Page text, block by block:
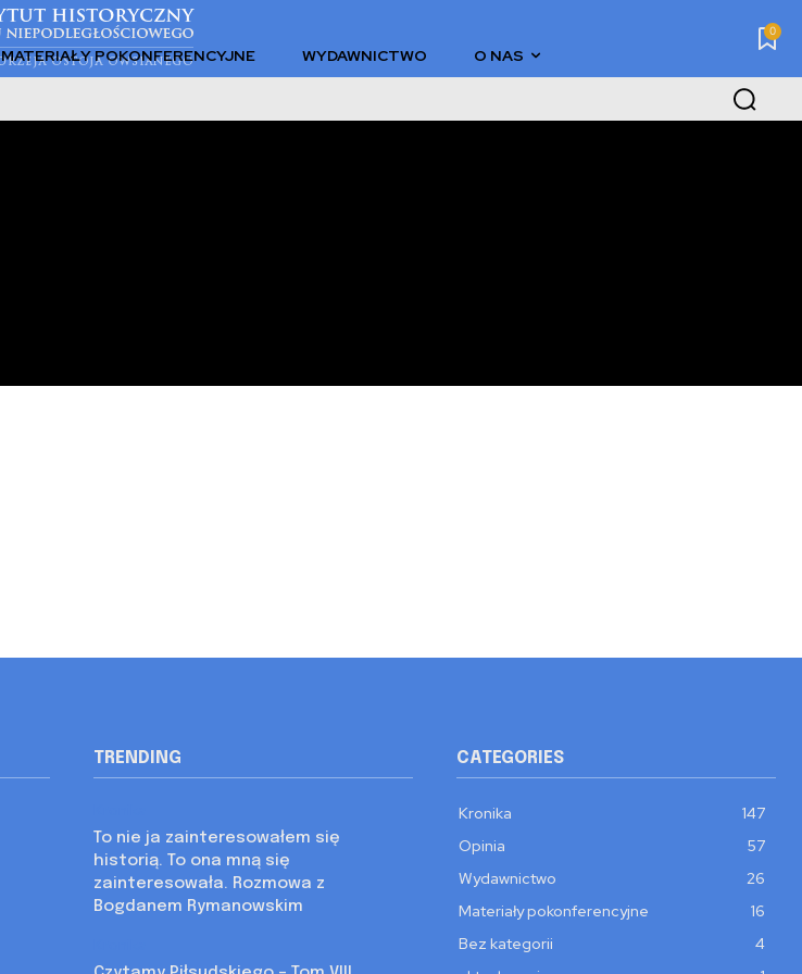
0
MATERIAŁY POKONFERENCYJNE WYDAWNICTWO O NAS
TRENDING
To nie ja zainteresowałem się
historią. To ona mną się
zainteresowała. Rozmowa z
Bogdanem Rymanowskim
CATEGORIES
Kronika
147
Opinia
57
Wydawnictwo
26
Materiały pokonferencyjne
16
Bez kategorii
4